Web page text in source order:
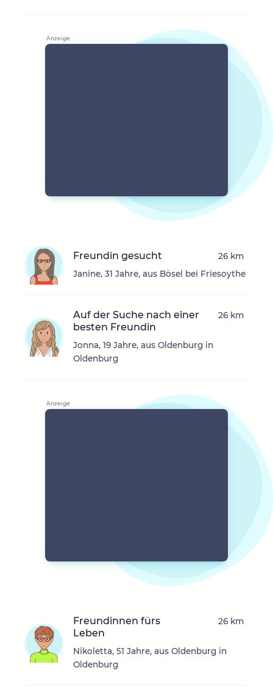
Freundin gesucht
Janine, 31 Jahre, aus Bösel bei Friesoythe
26 km
Auf der Suche nach einer
besten Freundin
Jonna, 19 Jahre, aus Oldenburg in
Oldenburg
26 km
Freundinnen fürs
Leben
Nikoletta, 51 Jahre, aus Oldenburg in
Oldenburg
26 km